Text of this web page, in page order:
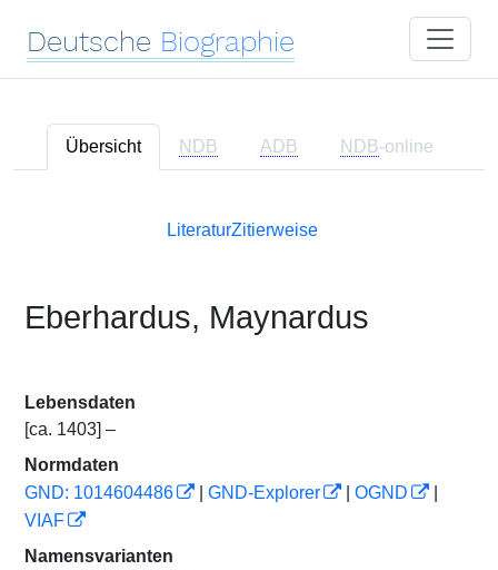
Deutsche Biographie
Übersicht NDB ADB NDB-online
LiteraturZitierweise
Eberhardus, Maynardus
Lebensdaten
[ca. 1403] –
Normdaten
GND: 1014604486
GND-Explorer OGND
VIAF
Namensvarianten